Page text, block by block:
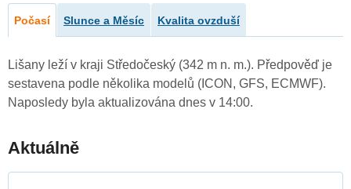
Počasí Slunce a Měsíc Kvalita ovzduší
Lišany leží v kraji Středočeský (342 m n. m.). Předpověď je
sestavena podle několika modelů (ICON, GFS, ECMWF).
Naposledy byla aktualizována dnes v 14:00.
Aktuálně